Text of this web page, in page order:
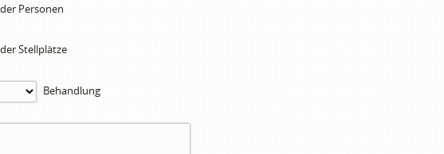
Personen
Stellplätze
Behandlung